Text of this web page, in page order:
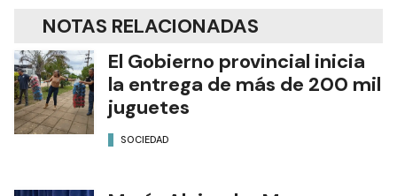
NOTAS RELACIONADAS
El Gobierno provincial inicia
la entrega de más de 200 mil
juguetes
SOCIEDAD